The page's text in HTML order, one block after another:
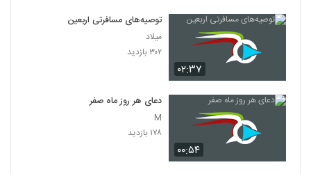
۰۲:۳۷
توصیه‌های مسافرتی اربعین
میلاد
۳۰۲ بازدید
۰۰:۵۴
دعای هر روز ماه صفر
M
۱۷۸ بازدید